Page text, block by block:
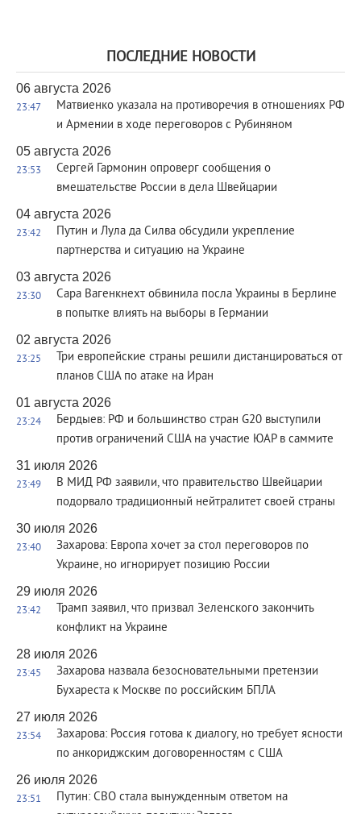
ПОСЛЕДНИЕ НОВОСТИ
06 августа 2026
23:47
Матвиенко указала на противоречия в отношениях РФ
и Армении в ходе переговоров с Рубиняном
05 августа 2026
23:53
Сергей Гармонин опроверг сообщения о
вмешательстве России в дела Швейцарии
04 августа 2026
23:42
Путин и Лула да Силва обсудили укрепление
партнерства и ситуацию на Украине
03 августа 2026
23:30
Сара Вагенкнехт обвинила посла Украины в Берлине
в попытке влиять на выборы в Германии
02 августа 2026
23:25
Три европейские страны решили дистанцироваться от
планов США по атаке на Иран
01 августа 2026
23:24
Бердыев: РФ и большинство стран G20 выступили
против ограничений США на участие ЮАР в саммите
31 июля 2026
23:49
В МИД РФ заявили, что правительство Швейцарии
подорвало традиционный нейтралитет своей страны
30 июля 2026
23:40
Захарова: Европа хочет за стол переговоров по
Украине, но игнорирует позицию России
29 июля 2026
23:42
Трамп заявил, что призвал Зеленского закончить
конфликт на Украине
28 июля 2026
23:45
Захарова назвала безосновательными претензии
Бухареста к Москве по российским БПЛА
27 июля 2026
23:54
Захарова: Россия готова к диалогу, но требует ясности
по анкориджским договоренностям с США
26 июля 2026
23:51
Путин: СВО стала вынужденным ответом на